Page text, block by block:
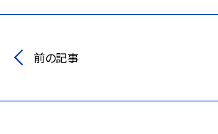
前の記事